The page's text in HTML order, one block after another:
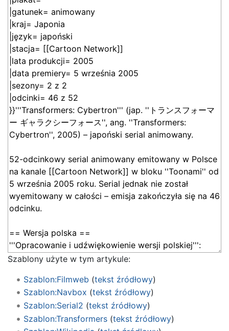
Szablony użyte w tym artykule:
Szablon:Filmweb (tekst źródłowy)
Szablon:Navbox (tekst źródłowy)
Szablon:Serial2 (tekst źródłowy)
Szablon:Transformers(tekst źródłowy)